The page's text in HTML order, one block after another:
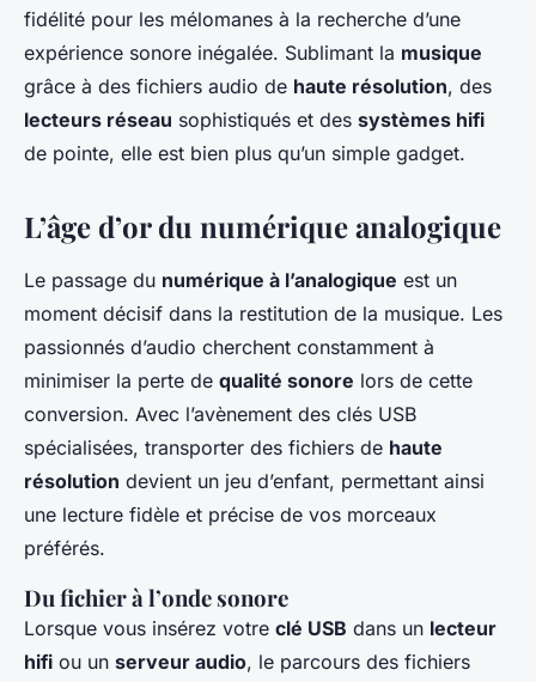
fidélité pour les mélomanes à la recherche d’une
expérience sonore inégalée. Sublimant la musique
grâce à des fichiers audio de haute résolution, des
lecteurs réseau sophistiqués et des systèmes hifi
de pointe, elle est bien plus qu’un simple gadget.
L’âge d’or du numérique analogique
Le passage du numérique à l’analogique est un
moment décisif dans la restitution de la musique. Les
passionnés d’audio cherchent constamment à
minimiser la perte de qualité sonore lors de cette
conversion. Avec l’avènement des clés USB
spécialisées, transporter des fichiers de haute
résolution devient un jeu d’enfant, permettant ainsi
une lecture fidèle et précise de vos morceaux
préférés.
Du fichier à l’onde sonore
Lorsque vous insérez votre clé USB dans un lecteur
hifi ou un serveur audio, le parcours des fichiers